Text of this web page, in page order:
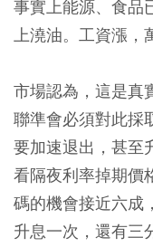
事實上能源、食品
上澆油。工資漲，
市場認為，這是真
聯準會必須對此採
要加速退出，甚至
看隔夜利率掉期價
碼的機會接近六成
升息一次，還有三